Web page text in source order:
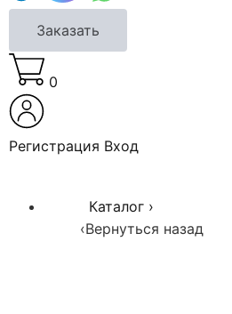
Заказать
0
Регистрация Вход
Каталог ›
‹Вернуться назад